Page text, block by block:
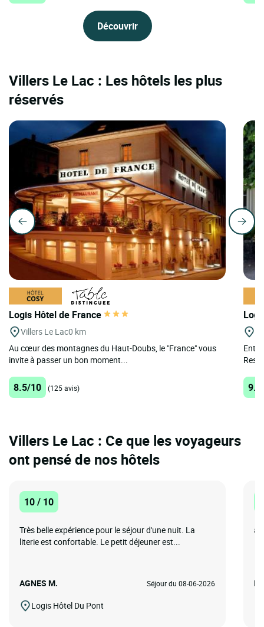
Découvrir
Villers Le Lac : Les hôtels les plus
réservés
Logis Hôtel de France
Villers Le Lac0 km
Au cœur des montagnes du Haut-Doubs, le "France" vous
invite à passer un bon moment...
8.5/10 (125 avis)
Villers Le Lac : Ce que les voyageurs
ont pensé de nos hôtels
10 / 10
Très belle expérience pour le séjour d'une nuit. La
literie est confortable. Le petit déjeuner est...
AGNES M. Séjour du 08-06-2026
Logis Hôtel Du Pont